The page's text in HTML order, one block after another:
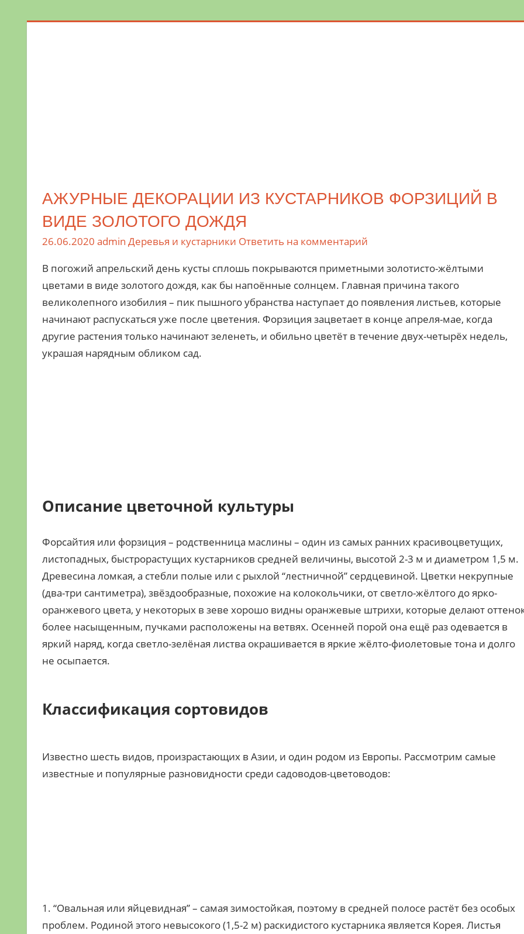
АЖУРНЫЕ ДЕКОРАЦИИ ИЗ КУСТАРНИКОВ ФОРЗИЦИЙ В
ВИДЕ ЗОЛОТОГО ДОЖДЯ
26.06.2020 admin Деревья и кустарники Ответить на комментарий
В погожий апрельский день кусты сплошь покрываются приметными золотисто-жёлтыми
цветами в виде золотого дождя, как бы напоённые солнцем. Главная причина такого
великолепного изобилия – пик пышного убранства наступает до появления листьев, которые
начинают распускаться уже после цветения. Форзиция зацветает в конце апреля-мае, когда
другие растения только начинают зеленеть, и обильно цветёт в течение двух-четырёх недель,
украшая нарядным обликом сад.
Описание цветочной культуры
Форсайтия или форзиция – родственница маслины – один из самых ранних красивоцветущих,
листопадных, быстрорастущих кустарников средней величины, высотой 2-3 м и диаметром 1,5 м.
Древесина ломкая, а стебли полые или с рыхлой “лестничной” сердцевиной. Цветки некрупные
(два-три сантиметра), звёздообразные, похожие на колокольчики, от светло-жёлтого до ярко-
оранжевого цвета, у некоторых в зеве хорошо видны оранжевые штрихи, которые делают
более насыщенным, пучками расположены на ветвях. Осенней порой она ещё раз одевается в
яркий наряд, когда светло-зелёная листва окрашивается в яркие жёлто-фиолетовые тона и долго
не осыпается.
Классификация сортовидов
Известно шесть видов, произрастающих в Азии, и один родом из Европы. Рассмотрим самые
известные и популярные разновидности среди садоводов-цветоводов:
1. “Овальная или яйцевидная” – самая зимостойкая, поэтому в средней полосе растёт без особых
проблем. Родиной этого невысокого (1,5-2 м) раскидистого кустарника является Корея. Листья